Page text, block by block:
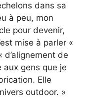
dans sa
à peu, mon
pour devenir,
mise à parler «
d’alignement de
aux gens que je
Elle
outdoor. »